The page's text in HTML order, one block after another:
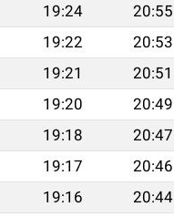
19:24
20:55
19:22
20:53
19:21
20:51
19:20
20:49
19:18
20:47
19:17
20:46
19:16
20:44